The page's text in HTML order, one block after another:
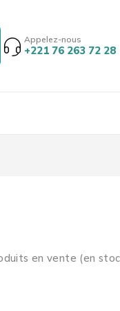
Appelez-nous
+221 76 263 72 28
en vente (en